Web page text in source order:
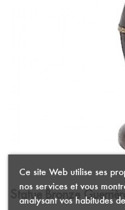
Statue Bronze
Ce site Web utilise ses
nos services et vous
analysant vos habitudes